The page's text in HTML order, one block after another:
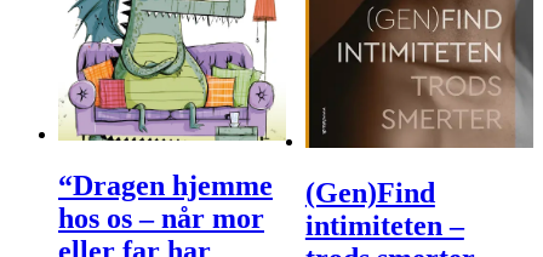
“Dragen hjemme
hos os – når mor
(Gen)Find
intimiteten –